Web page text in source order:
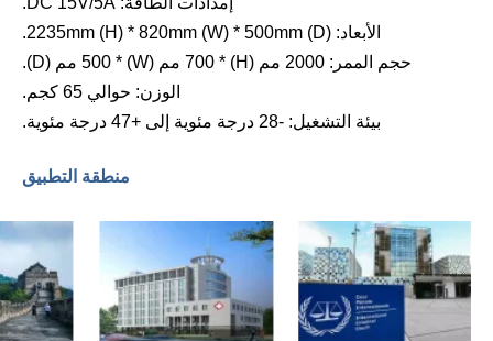
الأبعاد: 2235mm (H) * 820mm (W) * 500mm (D).
حجم الممر: 2000 مم (H) * 700 مم (W) * 500 مم (D).
الوزن: حوالي 65 كجم.
بيئة التشغيل: -28 درجة مئوية إلى +47 درجة مئوية.
منطقة التطبيق